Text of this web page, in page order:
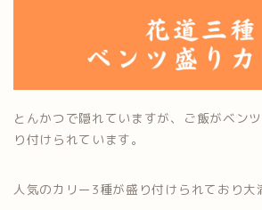
とんかつで隠れていますが、ご飯がベン
り付けられています。
人気のカリー3種が盛り付けられており大